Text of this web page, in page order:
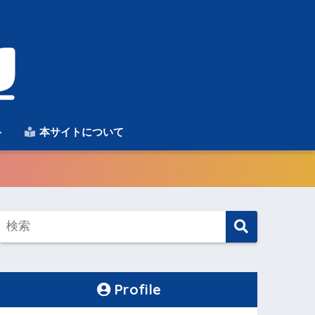
本サイトについて
Profile